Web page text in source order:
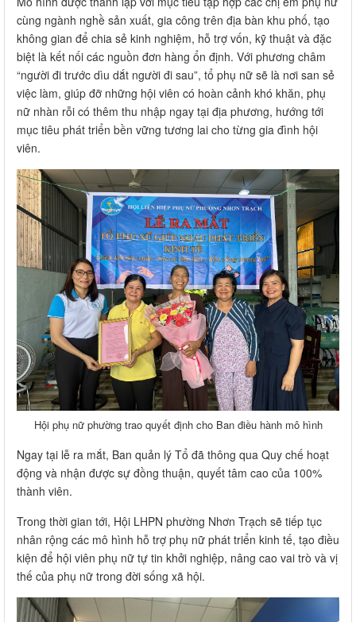
cùng ngành nghề sản xuất, gia công trên địa bàn khu phố, tạo
không gian để chia sẻ kinh nghiệm, hỗ trợ vốn, kỹ thuật và đặc
biệt là kết nối các nguồn đơn hàng ổn định. Với phương châm
“người đi trước dìu dắt người đi sau”, tổ phụ nữ sẽ là nơi san sẻ
việc làm, giúp đỡ những hội viên có hoàn cảnh khó khăn, phụ
nữ nhàn rỗi có thêm thu nhập ngay tại địa phương, hướng tới
mục tiêu phát triển bền vững tương lai cho từng gia đình hội
viên.
Hội phụ nữ phường trao quyết định cho Ban điều hành mô hình
​Ngay tại lễ ra mắt, Ban quản lý Tổ đã thông qua Quy chế hoạt
động và nhận được sự đồng thuận, quyết tâm cao của 100%
thành viên.
Trong thời gian tới, Hội LHPN phường Nhơn Trạch sẽ tiếp tục
nhân rộng các mô hình hỗ trợ phụ nữ phát triển kinh tế, tạo điều
kiện để hội viên phụ nữ tự tin khởi nghiệp, nâng cao vai trò và vị
thế của phụ nữ trong đời sống xã hội.